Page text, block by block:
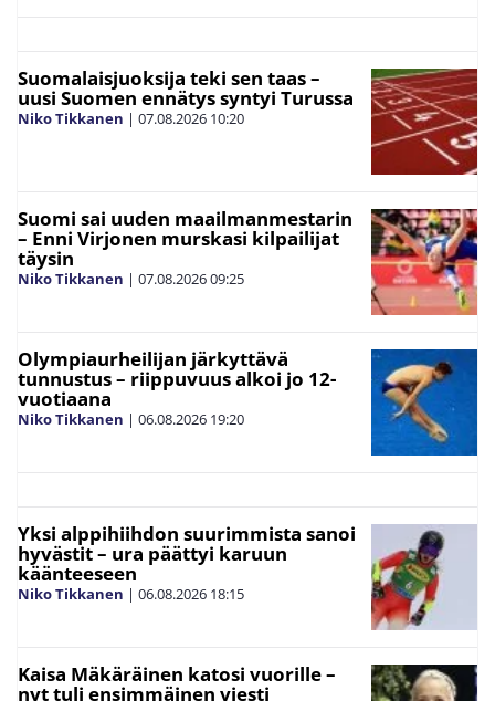
Suomalaisjuoksija teki sen taas –
uusi Suomen ennätys syntyi Turussa
Niko Tikkanen | 07.08.2026 10:20
Suomi sai uuden maailmanmestarin
– Enni Virjonen murskasi kilpailijat
täysin
Niko Tikkanen | 07.08.202609:25
Olympiaurheilijan järkyttävä
tunnustus – riippuvuus alkoi jo 12-
vuotiaana
Niko Tikkanen | 06.08.2026 19:20
Yksi alppihiihdon suurimmista sanoi
hyvästit – ura päättyi karuun
käänteeseen
Niko Tikkanen | 06.08.2026 18:15
Kaisa Mäkäräinen katosi vuorille –
nyt tuli ensimmäinen viesti